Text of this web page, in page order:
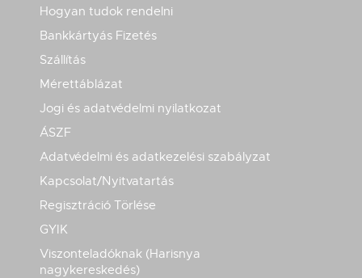
Hogyan tudok rendelni
Bankkártyás Fizetés
Szállítás
Mérettáblázat
Jogi és adatvédelmi nyilatkozat
ÁSZF
Adatvédelmi és adatkezelési szabályzat
Kapcsolat/Nyitvatartás
Regisztráció Törlése
GYIK
Viszonteladóknak (Harisnya
nagykereskedés)